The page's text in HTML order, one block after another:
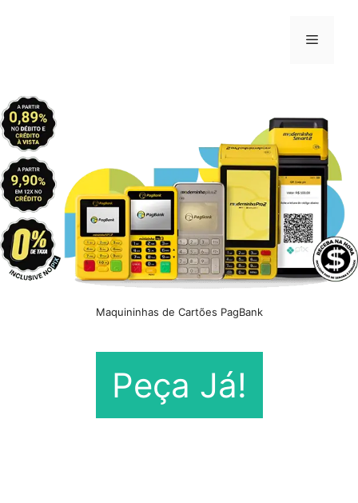
Menu
Maquininhas de Cartões PagBank
Peça Já!